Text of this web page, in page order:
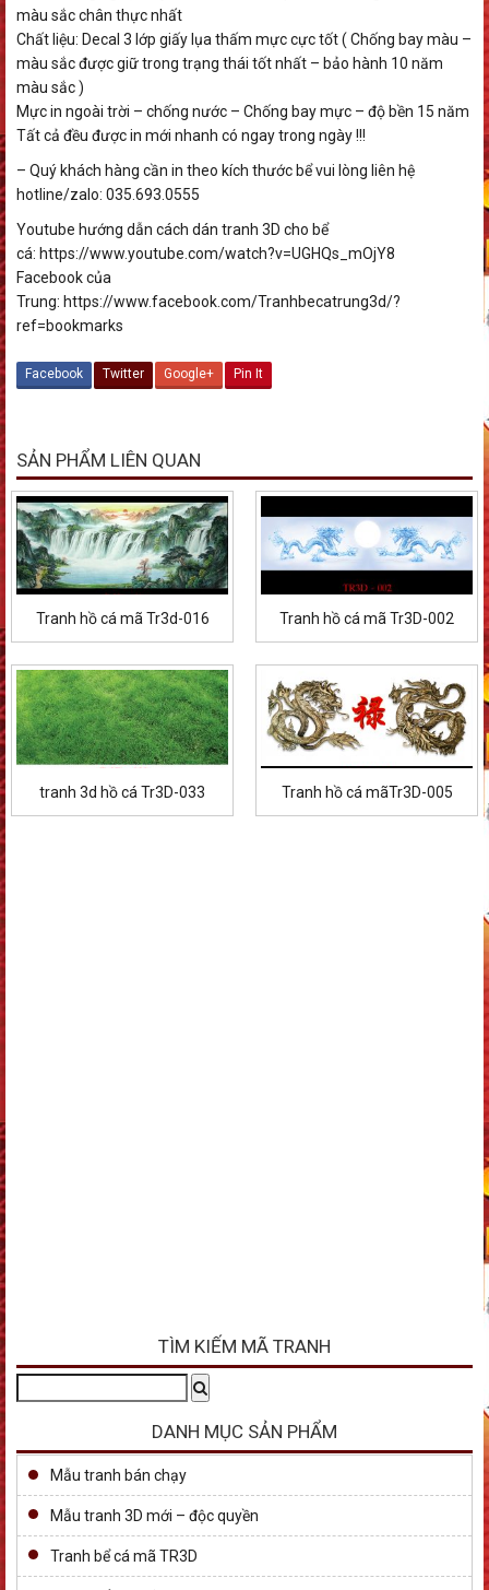
màu sắc chân thực nhất
Chất liệu: Decal 3 lớp giấy lụa thấm mực cực tốt ( Chống bay màu –
màu sắc được giữ trong trạng thái tốt nhất – bảo hành 10 năm
màu sắc )
Mực in ngoài trời – chống nước – Chống bay mực – độ bền 15 năm
Tất cả đều được in mới nhanh có ngay trong ngày !!!
– Quý khách hàng cần in theo kích thước bể vui lòng liên hệ
hotline/zalo: 035.693.0555
Youtube hướng dẫn cách dán tranh 3D cho bể
cá: https://www.youtube.com/watch?v=UGHQs_mOjY8
Facebook của
Trung: https://www.facebook.com/Tranhbecatrung3d/?
ref=bookmarks
Facebook Twitter Google+ Pin It
SẢN PHẨM LIÊN QUAN
Tranh hồ cá mã Tr3d-016 Tranh hồ cá mã Tr3D-002
tranh 3d hồ cá Tr3D-033 Tranh hồ cá mãTr3D-005
TÌM KIẾM MÃ TRANH
DANH MỤC SẢN PHẨM
Mẫu tranh bán chạy
Mẫu tranh 3D mới – độc quyền
Tranh bể cá mã TR3D